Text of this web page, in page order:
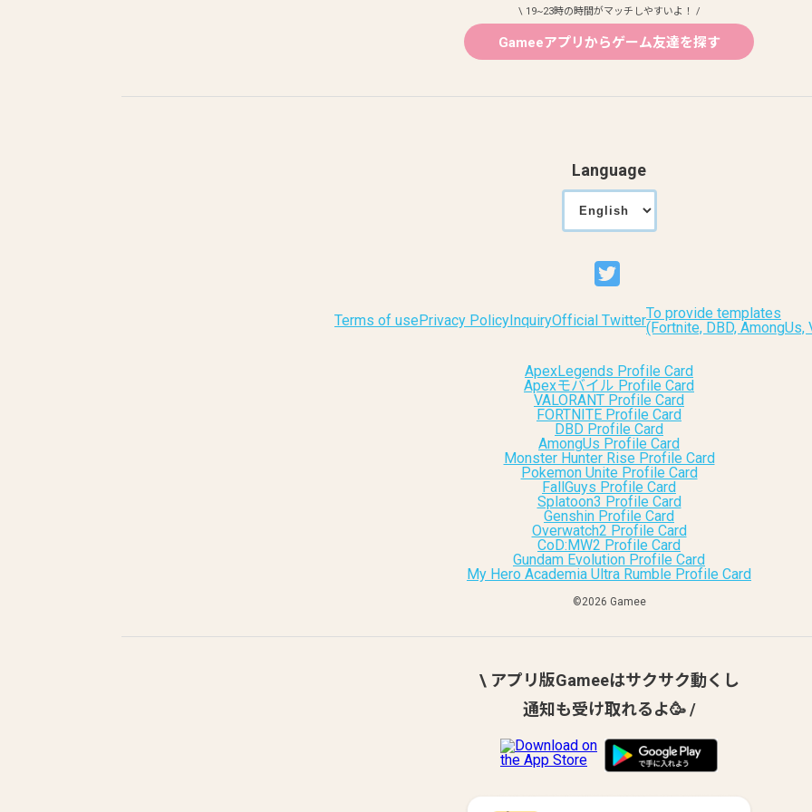
\ 19~23時の時間がマッチしやすいよ！ /
Gameeアプリからゲーム友達を探す
Language
Terms of usePrivacy Policy InquiryOfficial TwitterTo provide templates
(Fortnite, DBD, AmongUs,
ApexLegends Profile Card
Apexモバイル Profile Card
VALORANT Profile Card
FORTNITE Profile Card
DBD Profile Card
AmongUs Profile Card
Monster Hunter Rise Profile Card
Pokemon Unite Profile Card
FallGuys Profile Card
Splatoon3 Profile Card
Genshin Profile Card
Overwatch2 Profile Card
CoD:MW2 Profile Card
Gundam Evolution Profile Card
My Hero Academia Ultra Rumble Profile Card
©︎2026 Gamee
\ アプリ版Gameeはサクサク動くし
通知も受け取れるよ🥳 /